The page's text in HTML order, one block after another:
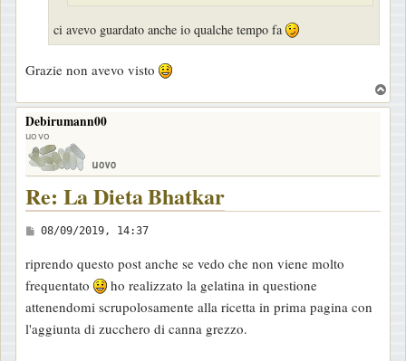
ci avevo guardato anche io qualche tempo fa
Grazie non avevo visto
o
Debirumann00
uovo
Re: La Dieta Bhatkar
M
s
s
a
g
08/09/2019, 14:37
riprendo questo post anche se vedo che non viene molto
frequentato
ho realizzato la gelatina in questione
attenendomi scrupolosamente alla ricetta in prima pagina con
l'aggiunta di zucchero di canna grezzo.